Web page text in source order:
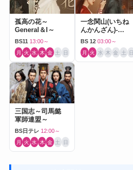
孤高の花～
General＆I～
BS11 13:00～
月 火 水 木 金 土 日
一念関山(いちね
んかんざん)-
Journey to Love-
BS 12 03:00～
月 火 水 木 金 土 日
三国志～司馬懿
軍師連盟～
BS日テレ 12:00～
月 火 水 木 金 土 日